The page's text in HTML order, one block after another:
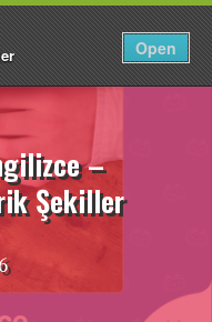
Open
Yap TR
–
Şekiller